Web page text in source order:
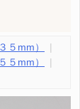
５mm）
５mm）